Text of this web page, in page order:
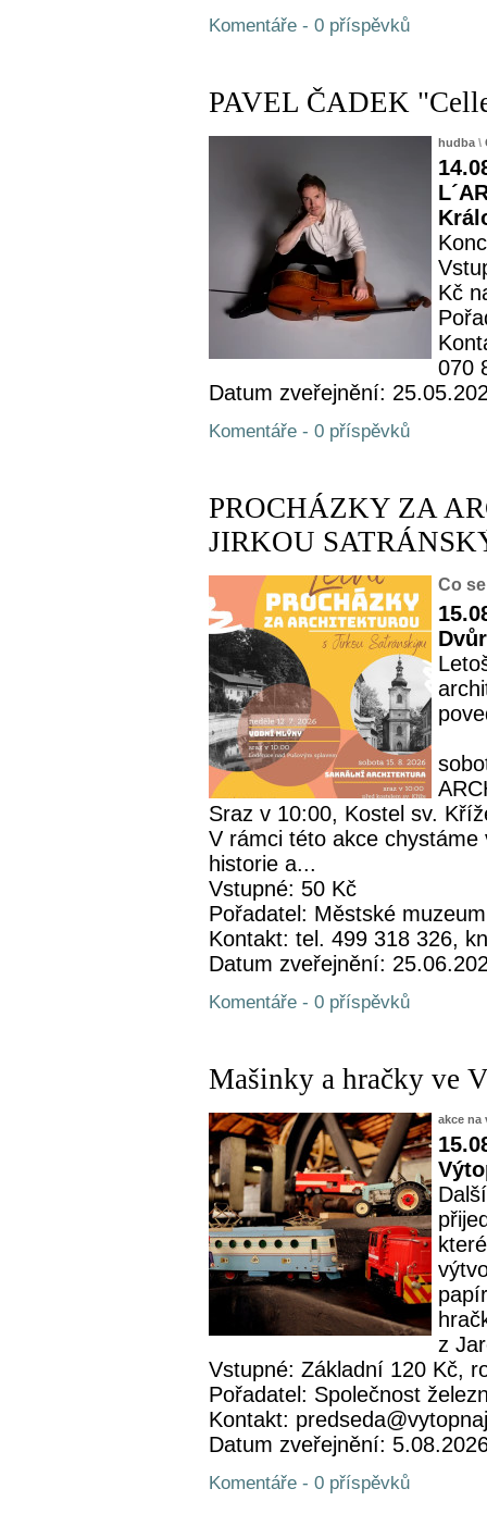
Komentáře - 0 příspěvků
PAVEL ČADEK
hudba \
Kč
070
Datum zveřejnění:
Komentáře - 0 příspěvků
PROCHÁZKY ZA
JIRKOU
Co
Sraz v 10:00, Kostel sv.
V rámci této akce
historie a...
Vstupné: 50 Kč
Pořadatel: Městské
Kontakt: tel. 499 318 326,
Datum zveřejnění:
Komentáře - 0 příspěvků
Mašinky a hračky ve
akce na
z
Vstupné: Základní 120 Kč,
Pořadatel: Společnost
Kontakt:
Datum zveřejnění:
Komentáře - 0 příspěvků